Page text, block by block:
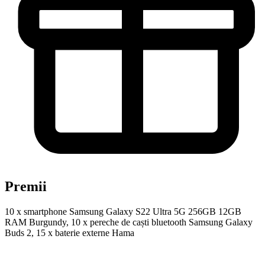
Premii
10 x smartphone Samsung Galaxy S22 Ultra 5G 256GB 12GB
RAM Burgundy, 10 x pereche de caști bluetooth Samsung Galaxy
Buds 2, 15 x baterie externe Hama